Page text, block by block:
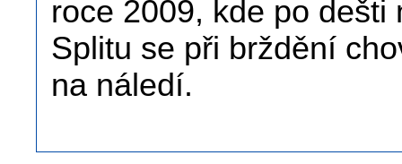
roce 2009, kde po
Splitu se při brždění
na náledí.